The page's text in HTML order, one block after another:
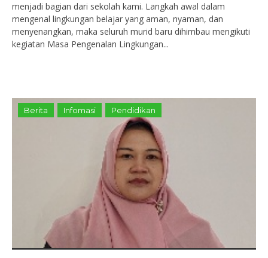
menjadi bagian dari sekolah kami. Langkah awal dalam
mengenal lingkungan belajar yang aman, nyaman, dan
menyenangkan, maka seluruh murid baru dihimbau mengikuti
kegiatan Masa Pengenalan Lingkungan...
Berita Infomasi Pendidikan